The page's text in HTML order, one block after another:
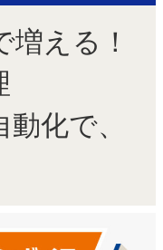
える！
化で、